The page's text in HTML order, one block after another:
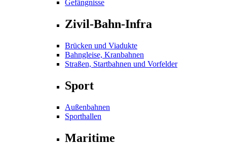
Gefängnisse
Zivil-Bahn-Infra
Brücken und Viadukte
Bahngleise, Kranbahnen
Straßen, Startbahnen und Vorfelder
Sport
Außenbahnen
Sporthallen
Maritime